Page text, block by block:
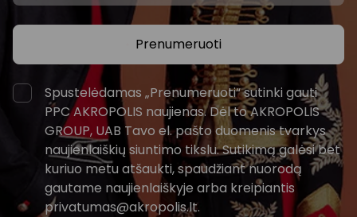
Prenumeruoti
Spustelėdamas „Prenumeruoti“ sutinki gauti
PPC AKROPOLIS naujienas. Dėl to AKROPOLIS
GROUP, UAB Tavo el. pašto duomenis tvarkys
naujienlaiškių siuntimo tikslu. Sutikimą galėsi bet
kuriuo metu atšaukti, spaudžiant nuorodą
gautame naujienlaiškyje arba kreipiantis
privatumas@akropolis.lt.